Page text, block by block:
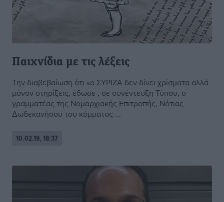
Παιχνίδια με τις λέξεις
Την διαβεβαίωση ότι «ο ΣΥΡΙΖΑ δεν δίνει χρίσματα αλλά
μόνον στηρίξεις, έδωσε , σε συνέντευξη Τύπου, ο
γραμματέας της Νομαρχιακής Επιτροπής, Νότιας
Δωδεκανήσου του κόμματος ...
10.02.19, 18:37